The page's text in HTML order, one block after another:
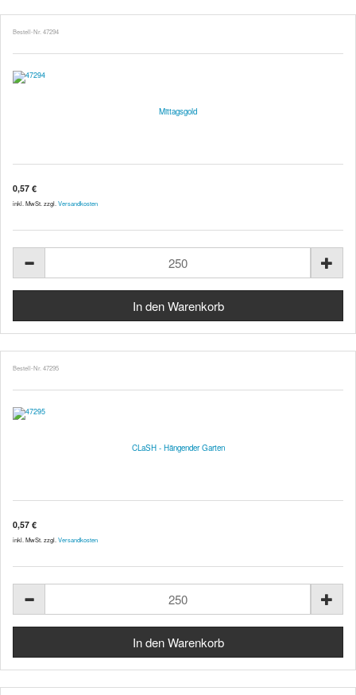
Bestell-Nr. 47294
Mittagsgold
0,57 €
inkl. MwSt. zzgl. Versandkosten
Bestell-Nr. 47295
CLaSH - Hängender Garten
0,57 €
inkl. MwSt. zzgl. Versandkosten